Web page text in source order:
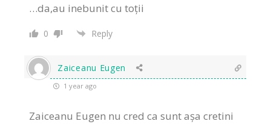
…da,au inebunit cu toții
0 Reply
Zaiceanu Eugen
1 year ago
Zaiceanu Eugen nu cred ca sunt așa cretini